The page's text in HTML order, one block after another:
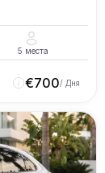
5 места
€700/ Дня